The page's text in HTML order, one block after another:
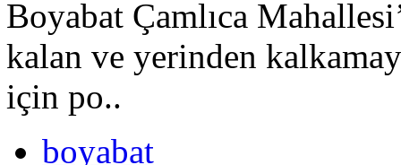
Boyabat Çamlıca
kalan ve yerinden
için po..
boyabat